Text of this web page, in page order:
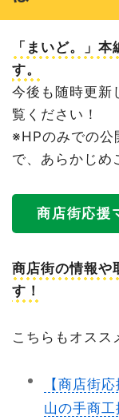
「まいど。」
す。
今後も随時更新
覧ください！
※HPのみでの公
で、あらかじめ
商店街応援
商店街の情報や
す！
こちらもオスス
【商店街
山の手商工